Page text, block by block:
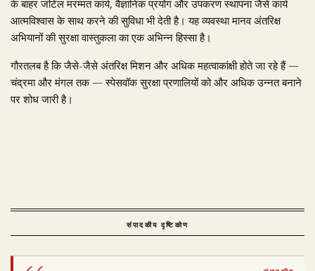
के बाहर जटिल मरम्मत कार्य, वैज्ञानिक प्रयोग और उपकरण स्थापना जैसे कार्य
आत्मविश्वास के साथ करने की सुविधा भी देती है। यह व्यवस्था मानव अंतरिक्ष
अभियानों की सुरक्षा वास्तुकला का एक अभिन्न हिस्सा है।
गौरतलब है कि जैसे-जैसे अंतरिक्ष मिशन और अधिक महत्वाकांक्षी होते जा रहे हैं —
चंद्रमा और मंगल तक — स्पेसवॉक सुरक्षा प्रणालियों को और अधिक उन्नत बनाने
पर शोध जारी है।
संपादकीय दृष्टिकोण